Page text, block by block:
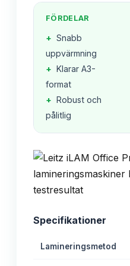
FÖRDELAR
+ Snabb
uppvärmning
+ Klarar A3-
format
+ Robust och
pålitlig
Specifikationer
Lamineringsmetod